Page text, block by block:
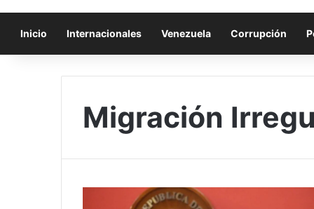
Inicio Internacionales Venezuela Corrupción
Migración